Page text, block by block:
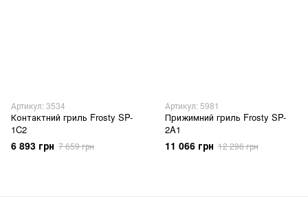
Артикул: 3534
Контактний гриль Frosty SP-
1C2
6 893 грн 7 659 грн
Артикул: 5981
Прижимний гриль Frosty SP-
2A1
11 066 грн 12 296 грн